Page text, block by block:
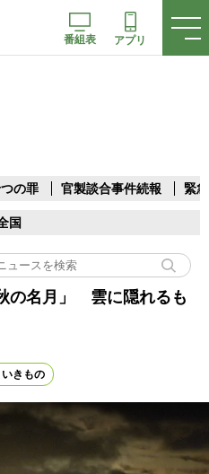
番組表 アプリ
の罪 官製談合事件続報 緊
国
の名月」 雲に隠れるも
きもの